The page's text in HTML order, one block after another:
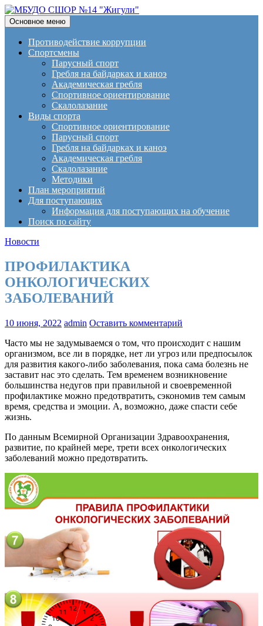
МБУДО СШОР №14
"Жигули"
Поиск
Основное меню Перейти
к
содержимому
Противодействие коррупции
Спортсмены
Парусный спорт
Гребля на байдарках и каноэ
Академическая гребля
Спортивное ориентирование
Скалолазание
Виды спорта
Спортивное ориентирование
Парусный спорт
Гребля на байдарках и каноэ
Академическая гребля
Скалолазание
Методики
План мероприятий
Для поступающих
Информация для поступающих на обучение
Поиск по сайту
Новости
ПРОФИЛАКТИКА
ОНКОЛОГИЧЕСКИХ
ЗАБОЛЕВАНИЙ
10 июня, 2022 admin Оставить комментарий
Часто мы не задумываемся о том, что происходит с нашим
организмом, все ли в порядке, нет ли угроз или предпосылок
для развития какого-либо заболевания, пока сама болезнь не
заставит нас это сделать. Тем временем возникновение
большинства недугов при правильной и своевременной
профилактике можно предотвратить, сэкономив тем самым
время, средства и эмоции. А, возможно, даже спасти себе
жизнь.
По данным Всемирной Организации Здравоохранения,
развитие, по крайней мере, трети всех онкологических
заболеваний можно предотвратить.